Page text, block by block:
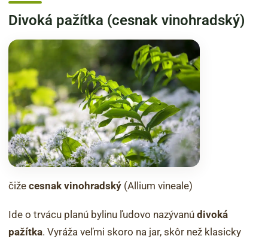
Divoká pažítka (cesnak vinohradský)
čiže cesnak vinohradský (Allium vineale)
Ide o trvácu planú bylinu ľudovo nazývanú divoká
pažítka. Vyráža veľmi skoro na jar, skôr než klasicky